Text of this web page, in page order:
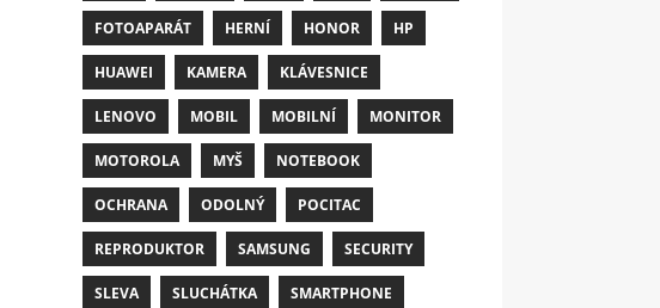
FOTOAPARÁT HERNÍ HONOR HP
HUAWEI KAMERA KLÁVESNICE
LENOVO MOBIL MOBILNÍ MONITOR
MOTOROLA MYŠ NOTEBOOK
OCHRANA ODOLNÝ POCITAC
REPRODUKTOR SAMSUNG SECURITY
SLEVA SLUCHÁTKA SMARTPHONE